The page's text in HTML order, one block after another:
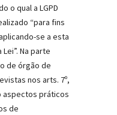
o qual a LGPD
“para fins
se a esta
Na parte
de órgão de
nos arts. 7º,
aspectos práticos
de